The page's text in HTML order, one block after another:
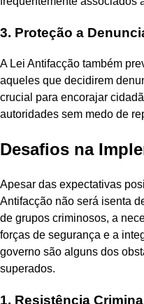
3. Proteção a
A Lei Antifacção também
aqueles que decidirem
crucial para encorajar
autoridades sem medo de
Desafios na
Apesar das expectativas
Antifacção não será isenta
de grupos criminosos, a
forças de segurança e a
governo são alguns dos
superados.
1. Resistência